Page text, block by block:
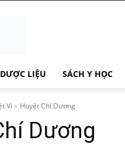
DƯỢC LIỆU SÁCH Y HỌC
Vị Huyệt Chí Dương
Dương